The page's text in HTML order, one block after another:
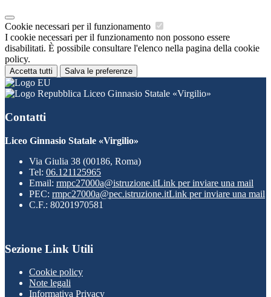
Cookie necessari per il funzionamento
I cookie necessari per il funzionamento non possono essere
disabilitati. È possibile consultare l'elenco nella pagina della cookie
policy.
Accetta tutti Salva le preferenze
Liceo Ginnasio Statale «Virgilio»
Contatti
Liceo Ginnasio Statale «Virgilio»
Via Giulia 38 (00186, Roma)
Tel: 06.121125965
Email: rmpc27000a@istruzione.itLink per inviare una mail
PEC: rmpc27000a@pec.istruzione.itLink per inviare una mail
C.F.: 80201970581
Sezione Link Utili
Cookie policy
Note legali
Informativa Privacy